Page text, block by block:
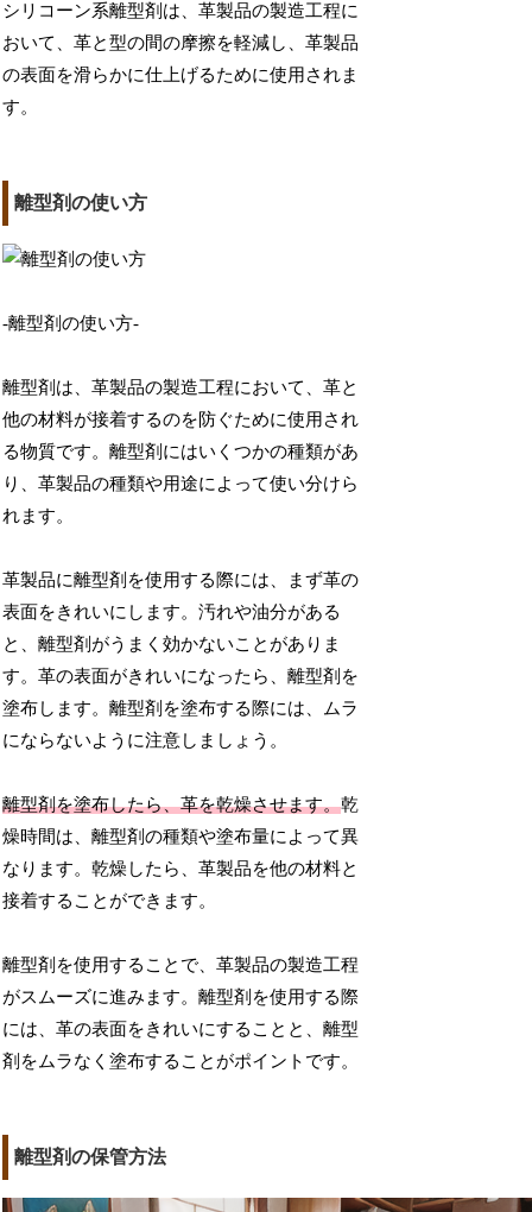
シリコーン系離型剤は、革製品の製造工程に
おいて、革と型の間の摩擦を軽減し、革製品
の表面を滑らかに仕上げるために使用されま
す。
離型剤の使い方
-離型剤の使い方-
離型剤は、革製品の製造工程において、革と
他の材料が接着するのを防ぐために使用され
る物質です。離型剤にはいくつかの種類があ
り、革製品の種類や用途によって使い分けら
れます。
革製品に離型剤を使用する際には、まず革の
表面をきれいにします。汚れや油分がある
と、離型剤がうまく効かないことがありま
す。革の表面がきれいになったら、離型剤を
塗布します。離型剤を塗布する際には、ムラ
にならないように注意しましょう。
離型剤を塗布したら、革を乾燥させます。乾
燥時間は、離型剤の種類や塗布量によって異
なります。乾燥したら、革製品を他の材料と
接着することができます。
離型剤を使用することで、革製品の製造工程
がスムーズに進みます。離型剤を使用する際
には、革の表面をきれいにすることと、離型
剤をムラなく塗布することがポイントです。
離型剤の保管方法